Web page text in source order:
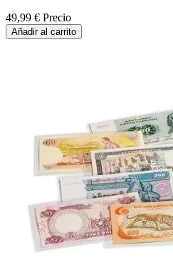
49,99 € Precio
Añadir al carrito